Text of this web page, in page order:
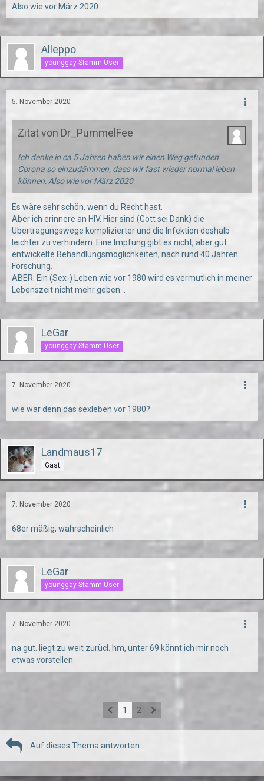
Also wie vor März 2020
Alleppo
younggay Stamm-User
5. November 2020
Zitat von Dr_PummelFee
Ich denke in ca 5 Jahren haben wir einen Weg gefunden
Corona so einzudämmen, dass wir fast wieder normal leben
können, Also wie vor März 2020
Es wäre sehr schön, wenn du Recht hast.
Aber ich erinnere an HIV. Hier sind (Gott sei Dank) die
Übertragungswege komplizierter und die Infektion deshalb
leichter zu verhindern. Eine Impfung gibt es nicht, aber gut
entwickelte Behandlungsmöglichkeiten, nach rund 40 Jahren
Forschung.
ABER: Ein (Sex-) Leben wie vor 1980 wird es vermutlich in meiner
Lebenszeit nicht mehr geben...
LeGar
younggay Stamm-User
7. November 2020
wie war denn das sexleben vor 1980?
Landmaus17
Gast
7. November 2020
68er mäßig, wahrscheinlich
LeGar
younggay Stamm-User
7. November 2020
na gut. liegt zu weit zurücl. hm, unter 69 könnt ich mir noch
etwas vorstellen.
1 2